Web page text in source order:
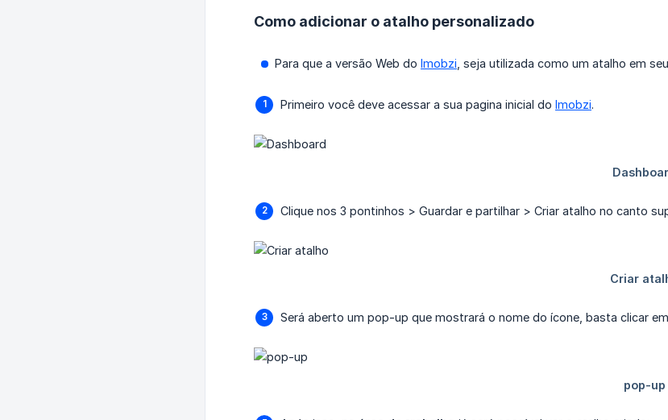
Como adicionar o atalho personalizado
Para que a versão Web do Imobzi , seja utilizada como um atalho em
Primeiro você deve acessar a sua pagina inicial do Imobzi.
Clique nos 3 pontinhos > Guardar e partilhar > Criar atalho no canto
Será aberto um pop-up que mostrará o nome do ícone, basta clicar em